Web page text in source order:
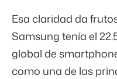
Esa claridad da
Samsung tenía el
global de
como una de las